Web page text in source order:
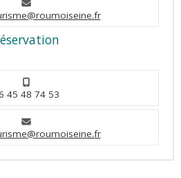
45 48 74 53